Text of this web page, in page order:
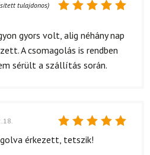
5/ 5
tulajdonos)
gyors volt, alig néhány nap
A csomagolás is rendben
sérült a szállítás során.
Értékelés:
5
érkezett, tetszik!